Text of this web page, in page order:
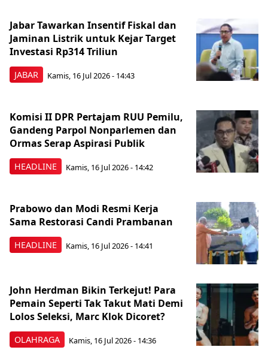
JABAR
Jabar Tawarkan Insentif Fiskal dan
Jaminan Listrik untuk Kejar Target
Investasi Rp314 Triliun
Kamis, 16 Jul 2026 - 14:43
HEADLINE
Komisi II DPR Pertajam RUU Pemilu,
Gandeng Parpol Nonparlemen dan
Ormas Serap Aspirasi Publik
Kamis, 16 Jul 2026 - 14:42
HEADLINE
Prabowo dan Modi Resmi Kerja
Sama Restorasi Candi Prambanan
Kamis, 16 Jul 2026 - 14:41
OLAHRAGA
John Herdman Bikin Terkejut! Para
Pemain Seperti Tak Takut Mati Demi
Lolos Seleksi, Marc Klok Dicoret?
Kamis, 16 Jul 2026 - 14:36